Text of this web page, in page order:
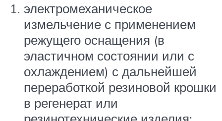
электромеханическое
измельчение с применением
режущего оснащения (в
эластичном состоянии или с
охлаждением) с дальнейшей
переработкой резиновой крошки
в регенерат или